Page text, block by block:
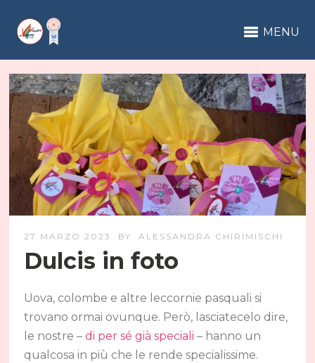
MENU
27 MARZO 2023 BY ALESSANDRA CHIRIMISCHI
Dulcis in foto
Uova, colombe e altre leccornie pasquali si
trovano ormai ovunque. Però, lasciatecelo dire,
le nostre –di per sé già speciali – hanno un
qualcosa in più che le rende specialissime.